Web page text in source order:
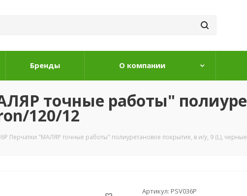
Бренды О компании
точные работы"
120/12
Перчатки "МАЛЯР точные работы" полиуретановое покрытие, в и/у, 9 (L),
Артикул: PSV036P